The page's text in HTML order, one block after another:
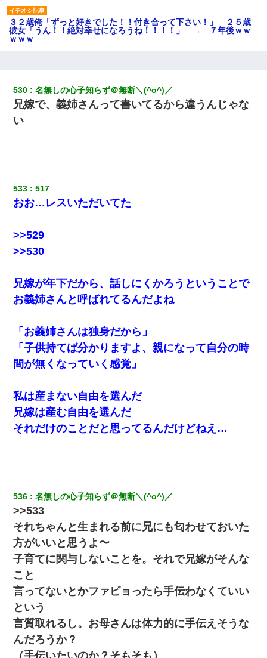
３２歳俺「ずっと好きでした！！付き合って下さい！」 ２５歳
彼女「うん！！絶対幸せになろうね！！！！」 → ７年後ｗｗ
ｗｗｗ
【驚愕】私「今まで育てた分のお金返してね(冗談)」息子「はい、
3000万円」→数年後。私「妹が病気になったから援助して欲し
い」→
【報告者がキチ】嫁「妊娠した」俺『それじゃあ皆に祝ってもら
近所のお寺に住み込みで手伝いしてる知的障害のオッサンがい
この母親は娘の黒歴史を掘り出さないと死ぬんか？ 死ぬんか？
17年飼っていた犬が亡くなった。鼻水垂らし嗚咽する私に、猫が
近づいて頭突きをしてきて…
くもう堕胎できない月なんだと母から連絡がきた…｜生活｜ワロ
タあんてな
彼にプロポーズされたんだけど、実は資産家だと知って婚約破棄
妹が嘘つきな元カレと寄りを戻してしまったという話をしていた
ら、旦那の顔が曇って雰囲気が一転。そそくさと話を切り上げて
いつもより早く寝付いてしまった…｜生活｜ワロタあんてな
「お前の父ちゃんは自宅警備員」とかからかわれたけど、実はと
んでもない仕事に就いていた
彼女(美人女医)にネックレスをプレゼント。「こんな安物を渡すく
らいなら、渡さないほうがマシだからね」→ ６０万したと話した
ら・・・
旦那の元嫁「離婚したとはいえ、私が本来の妻。許可なく結婚す
530 名無しの心子知らず＠無断＼(^o^)／
兄嫁で、義姉さんって書いてるから違うんじゃな
い
533 517
おお…レスいただいてた
>>529
>>530
兄嫁が年下だから、話しにくかろうということで
お義姉さんと呼ばれてるんだよね
「お義姉さんは独身だから」
「子供持てば分かりますよ、親になって自分の時
間が無くなっていく感覚」
私は産まない自由を選んだ
兄嫁は産む自由を選んだ
それだけのことだと思ってるんだけどねえ…
536 名無しの心子知らず＠無断＼(^o^)／
>>533
それちゃんと生まれる前に兄にも匂わせておいた
方がいいと思うよ〜
子育てに関与しないことを。それで兄嫁がそんな
こと
言ってないとかファビョったら手伝わなくていい
という
言質取れるし。お母さんは体力的に手伝えそうな
んだろうか？
（手伝いたいのか？そもそも）